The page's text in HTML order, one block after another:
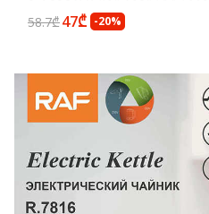
58.7₾47₾ -20%